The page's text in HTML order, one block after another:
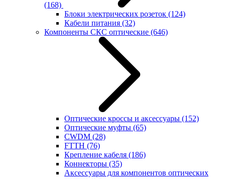
(168)
Блоки электрических розеток (124)
Кабели питания (32)
Компоненты СКС оптические (646)
Оптические кроссы и аксессуары (152)
Оптические муфты (65)
CWDM (28)
FTTH (76)
Крепление кабеля (186)
Коннекторы (35)
Аксессуары для компонентов оптических